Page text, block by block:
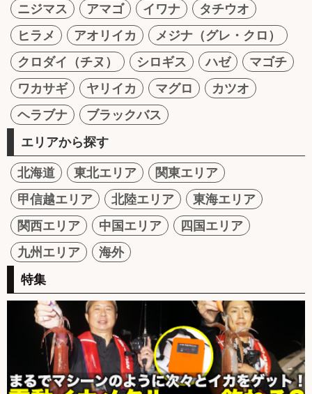
ニジマス
アマゴ イワナ
タチウオ
ヒラメ
アオリイカ
メジナ（グレ・クロ）
クロダイ（チヌ）
シロギス ハゼ
マゴチ
ワカサギ
ヤリイカ マグロ
カツオ
ヘラブナ
ブラックバス
エリアから探す
北海道 東北エリア
関東エリア
甲信越エリア
北陸エリア
東海エリア
関西エリア
中国エリア
四国エリア
九州エリア
海外
特集